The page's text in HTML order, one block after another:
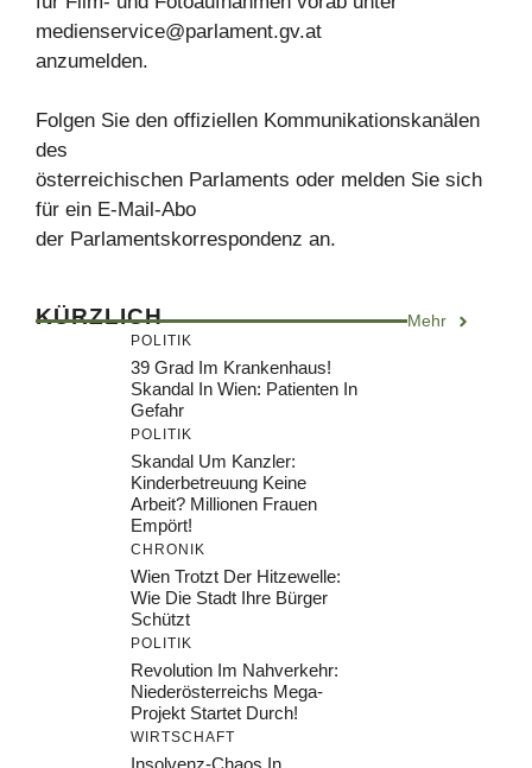
medienservice@parlament.gv.at
anzumelden.
Folgen Sie den offiziellen Kommunikationskanälen
des
österreichischen Parlaments oder melden Sie sich
für ein E-Mail-Abo
der Parlamentskorrespondenz an.
KÜRZLICH Mehr
POLITIK
39 Grad Im Krankenhaus!
Skandal In Wien: Patienten In
Gefahr
POLITIK
Skandal Um Kanzler:
Kinderbetreuung Keine
Arbeit? Millionen Frauen
Empört!
CHRONIK
Wien Trotzt Der Hitzewelle:
Wie Die Stadt Ihre Bürger
Schützt
POLITIK
Revolution Im Nahverkehr:
Niederösterreichs Mega-
Projekt Startet Durch!
WIRTSCHAFT